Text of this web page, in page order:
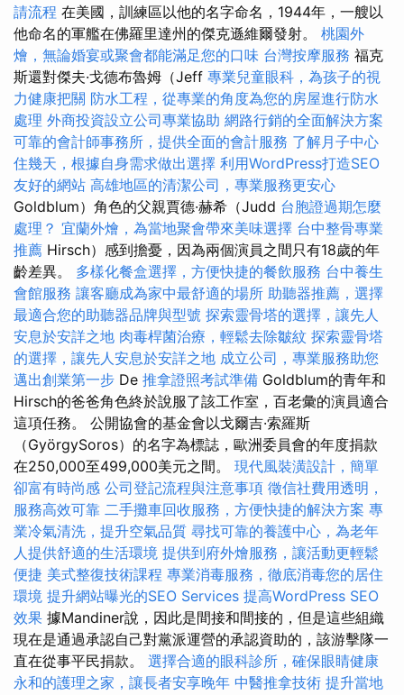
請流程 在美國，訓練區以他的名字命名，1944年，一艘以
他命名的軍艦在佛羅里達州的傑克遜維爾發射。 桃園外
燴，無論婚宴或聚會都能滿足您的口味 台灣按摩服務 福克
斯還對傑夫·戈德布魯姆（Jeff 專業兒童眼科，為孩子的視
力健康把關 防水工程，從專業的角度為您的房屋進行防水
處理 外商投資設立公司專業協助 網路行銷的全面解決方案
可靠的會計師事務所，提供全面的會計服務 了解月子中心
住幾天，根據自身需求做出選擇 利用WordPress打造SEO
友好的網站 高雄地區的清潔公司，專業服務更安心
Goldblum）角色的父親賈德·赫希（Judd 台胞證過期怎麼
處理？ 宜蘭外燴，為當地聚會帶來美味選擇 台中整骨專業
推薦 Hirsch）感到擔憂，因為兩個演員之間只有18歲的年
齡差異。 多樣化餐盒選擇，方便快捷的餐飲服務 台中養生
會館服務 讓客廳成為家中最舒適的場所 助聽器推薦，選擇
最適合您的助聽器品牌與型號 探索靈骨塔的選擇，讓先人
安息於安詳之地 肉毒桿菌治療，輕鬆去除皺紋 探索靈骨塔
的選擇，讓先人安息於安詳之地 成立公司，專業服務助您
邁出創業第一步 De 推拿證照考試準備 Goldblum的青年和
Hirsch的爸爸角色終於說服了該工作室，百老彙的演員適合
這項任務。 公開協會的基金會以戈爾吉·索羅斯
（GyörgySoros）的名字為標誌，歐洲委員會的年度捐款
在250,000至499,000美元之間。 現代風裝潢設計，簡單
卻富有時尚感 公司登記流程與注意事項 徵信社費用透明，
服務高效可靠 二手攤車回收服務，方便快捷的解決方案 專
業冷氣清洗，提升空氣品質 尋找可靠的養護中心，為老年
人提供舒適的生活環境 提供到府外燴服務，讓活動更輕鬆
便捷 美式整復技術課程 專業消毒服務，徹底消毒您的居住
環境 提升網站曝光的SEO Services 提高WordPress SEO
效果 據Mandiner說，因此是間接和間接的，但是這些組織
現在是通過承認自己對黨派運營的承認資助的，該游擊隊一
直在從事平民捐款。 選擇合適的眼科診所，確保眼睛健康
永和的護理之家，讓長者安享晚年 中醫推拿技術 提升當地